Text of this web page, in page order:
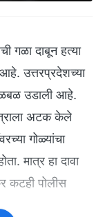
गळा दाबून हत्या
उत्तरप्रदेशच्या
उडाली आहे.
अटक केले
गोळ्यांचा
मात्र हा दावा
कटही पोलीस